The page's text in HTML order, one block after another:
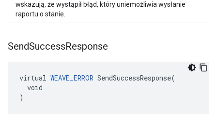
wskazują, że wystąpił błąd, który uniemożliwia wysłanie
raportu o stanie.
SendSuccessResponse
virtual WEAVE_ERROR SendSuccessResponse(
  void
)